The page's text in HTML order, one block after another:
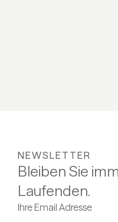
NEWSLETTER
Bleiben Sie
Laufenden.
Ihre Email Adresse